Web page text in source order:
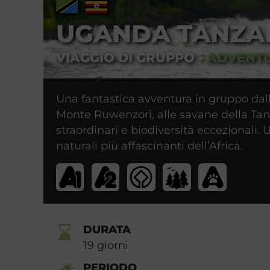
UGANDA
VIAGGIO DI GRUPPO•
Una fantastica avventura in gruppo
Monte Ruwenzori, alle savane della
straordinari e biodiversità eccezionali.
naturali più affascinanti dell’Africa.
DURATA
19 giorni
PERIODO